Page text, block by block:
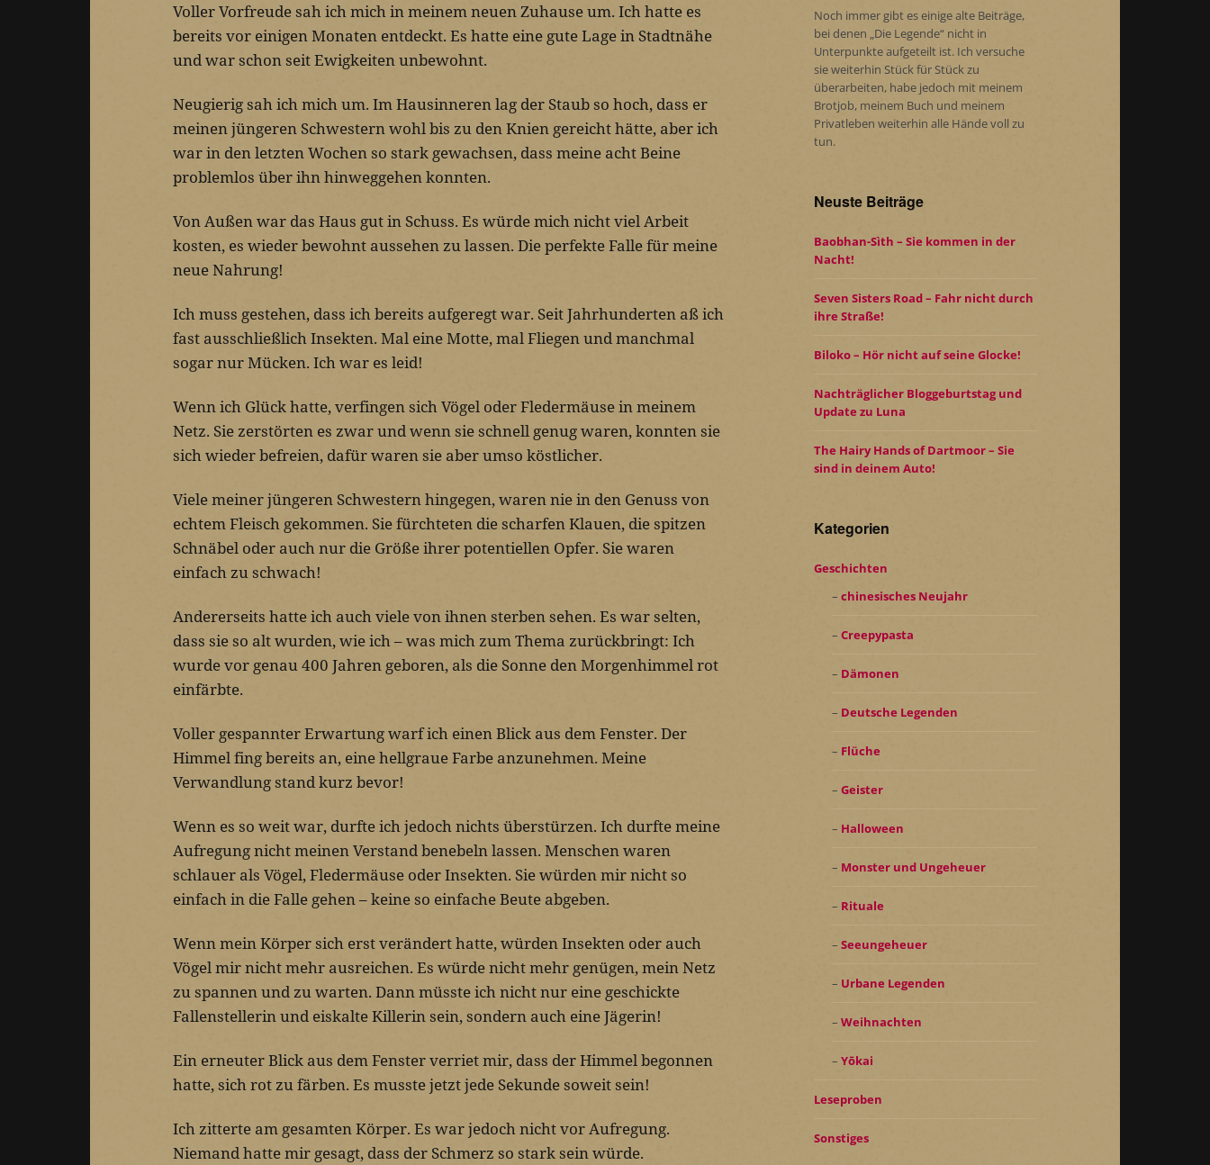
Voller Vorfreude sah ich mich in meinem neuen Zuhause um. Ich hatte es
bereits vor einigen Monaten entdeckt. Es hatte eine gute Lage in Stadtnähe
und war schon seit Ewigkeiten unbewohnt.
Neugierig sah ich mich um. Im Hausinneren lag der Staub so hoch, dass er
meinen jüngeren Schwestern wohl bis zu den Knien gereicht hätte, aber ich
war in den letzten Wochen so stark gewachsen, dass meine acht Beine
problemlos über ihn hinweggehen konnten.
Von Außen war das Haus gut in Schuss. Es würde mich nicht viel Arbeit
kosten, es wieder bewohnt aussehen zu lassen. Die perfekte Falle für meine
neue Nahrung!
Ich muss gestehen, dass ich bereits aufgeregt war. Seit Jahrhunderten aß ich
fast ausschließlich Insekten. Mal eine Motte, mal Fliegen und manchmal
sogar nur Mücken. Ich war es leid!
Wenn ich Glück hatte, verfingen sich Vögel oder Fledermäuse in meinem
Netz. Sie zerstörten es zwar und wenn sie schnell genug waren, konnten sie
sich wieder befreien, dafür waren sie aber umso köstlicher.
Viele meiner jüngeren Schwestern hingegen, waren nie in den Genuss von
echtem Fleisch gekommen. Sie fürchteten die scharfen Klauen, die spitzen
Schnäbel oder auch nur die Größe ihrer potentiellen Opfer. Sie waren
einfach zu schwach!
Andererseits hatte ich auch viele von ihnen sterben sehen. Es war selten,
dass sie so alt wurden, wie ich – was mich zum Thema zurückbringt: Ich
wurde vor genau 400 Jahren geboren, als die Sonne den Morgenhimmel rot
einfärbte.
Voller gespannter Erwartung warf ich einen Blick aus dem Fenster. Der
Himmel fing bereits an, eine hellgraue Farbe anzunehmen. Meine
Verwandlung stand kurz bevor!
Wenn es so weit war, durfte ich jedoch nichts überstürzen. Ich durfte meine
Aufregung nicht meinen Verstand benebeln lassen. Menschen waren
schlauer als Vögel, Fledermäuse oder Insekten. Sie würden mir nicht so
einfach in die Falle gehen – keine so einfache Beute abgeben.
Wenn mein Körper sich erst verändert hatte, würden Insekten oder auch
Vögel mir nicht mehr ausreichen. Es würde nicht mehr genügen, mein Netz
zu spannen und zu warten. Dann müsste ich nicht nur eine geschickte
Fallenstellerin und eiskalte Killerin sein, sondern auch eine Jägerin!
Ein erneuter Blick aus dem Fenster verriet mir, dass der Himmel begonnen
hatte, sich rot zu färben. Es musste jetzt jede Sekunde soweit sein!
Ich zitterte am gesamten Körper. Es war jedoch nicht vor Aufregung.
Niemand hatte mir gesagt, dass der Schmerz so stark sein würde.
Noch immer gibt es einige alte Beiträge,
bei denen „Die Legende“ nicht in
Unterpunkte aufgeteilt ist. Ich versuche
sie weiterhin Stück für Stück zu
überarbeiten, habe jedoch mit meinem
Brotjob, meinem Buch und meinem
Privatleben weiterhin alle Hände voll zu
tun.
Neuste Beiträge
Baobhan-Sìth – Sie kommen in der
Nacht!
Seven Sisters Road – Fahr nicht durch
ihre Straße!
Biloko – Hör nicht auf seine Glocke!
Nachträglicher Bloggeburtstag und
Update zu Luna
The Hairy Hands of Dartmoor – Sie
sind in deinem Auto!
Kategorien
Geschichten
chinesisches Neujahr
Creepypasta
Dämonen
Deutsche Legenden
Flüche
Geister
Halloween
Monster und Ungeheuer
Rituale
Seeungeheuer
Urbane Legenden
Weihnachten
Yōkai
Leseproben
Sonstiges